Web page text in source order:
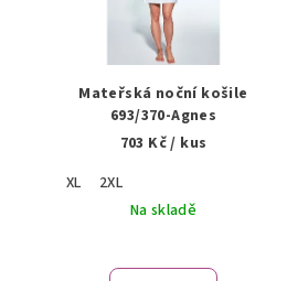
Mateřská noční košile
693/370-Agnes
703 Kč/ kus
XL
2XL
Na skladě